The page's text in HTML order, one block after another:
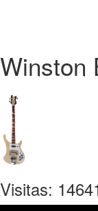
Winston
Visitas: